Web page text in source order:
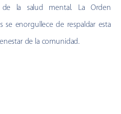
la salud mental. La Orden
se enorgullece de respaldar esta
de la comunidad.